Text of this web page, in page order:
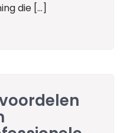
die […]